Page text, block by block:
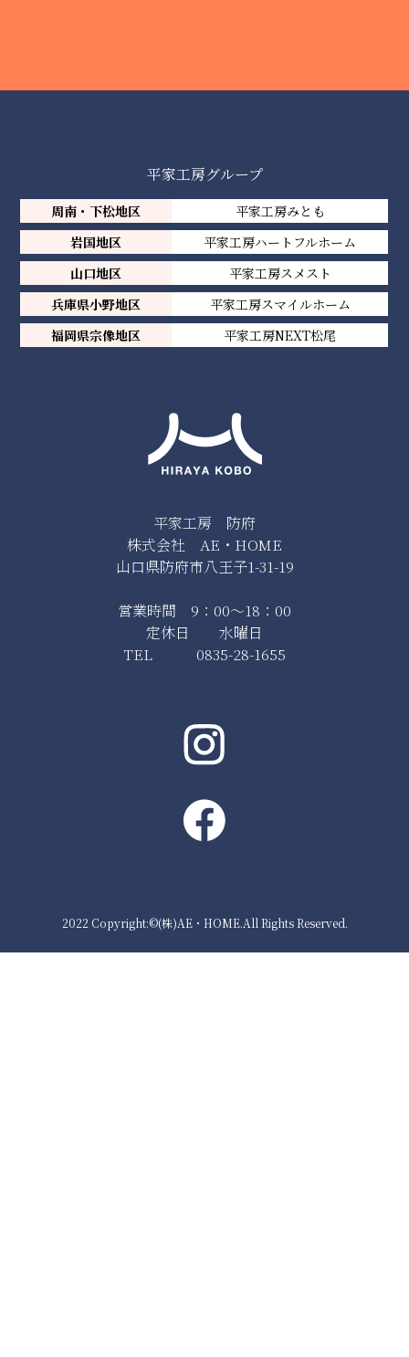
平家工房 防府
株式会社 AE・HOME
山口県防府市八王子1-31-19
営業時間 9：00～18：00
定休日 水曜日
TEL 0835-28-1655
平家工房グループ
周南・下松地区
平家工房みとも
岩国地区
平家工房ハートフルホーム
山口地区
平家工房スメスト
兵庫県小野地区
平家工房スマイルホーム
福岡県宗像地区
平家工房NEXT松尾
2022 Copyright:©(株)AE・HOME.All Rights Reserved.